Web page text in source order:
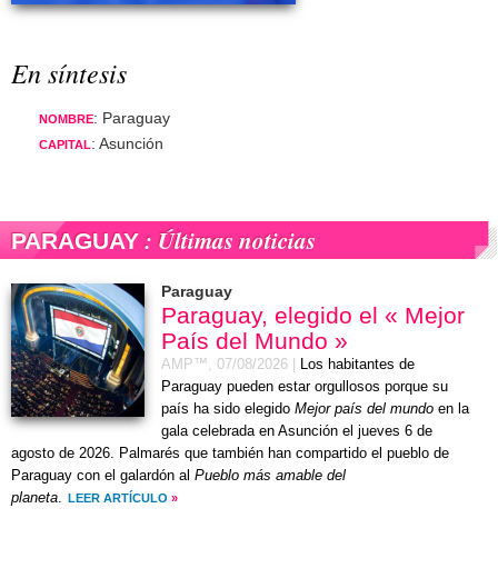
En síntesis
NOMBRE: Paraguay
CAPITAL: Asunción
PARAGUAY : Últimas noticias
Paraguay
Paraguay, elegido el « Mejor
País del Mundo »
AMP™, 07/08/2026
Los habitantes de
Paraguay pueden estar orgullosos porque su
país ha sido elegido Mejor país del mundo en la
gala celebrada en Asunción el jueves 6 de
agosto de 2026. Palmarés que también han compartido el pueblo de
Paraguay con el galardón al Pueblo más amable del
planeta. LEER ARTÍCULO »